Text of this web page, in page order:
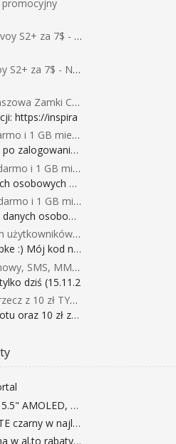
promocyjny
- Najniższa cena od 2017r
- Najniższa cena od 2017r
Zamki Caladale za 39zł
https://inspira
1 GB miesięcznie
zalogowaniu do
i 1 GB miesięcznie
a nieo
i 1 GB miesięcznie
osobowych
Pay (dawniej Android Pay)
:) Mój kod na 40
za darmo za przeniesienie numeru do Play NEXT
dziś (15.11.2
zł TYLKO DZISIAJ
oraz 10 zł za r
Homecare AICALL V8, 5.5" AMOLED, 4/128GB, Snapdragon 652, LTE, QC3.0, 3400mAh za 416zł
HTC U Ultra 4/64GB LTE czarny w najlepszej cenie na rynku 799 zł!!!
Wyprzedaż noworoczna w al.to rabaty do 72%